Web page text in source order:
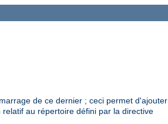
de ce dernier ; ceci permet d'ajouter
au répertoire défini par la directive